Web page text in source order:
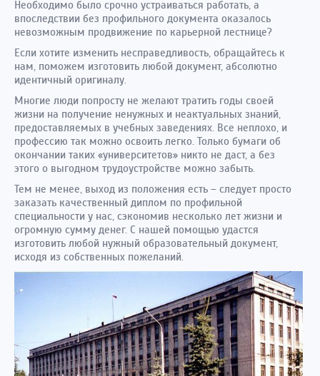
Необходимо было срочно устраиваться работать, а
впоследствии без профильного документа оказалось
невозможным продвижение по карьерной лестнице?
Если хотите изменить несправедливость, обращайтесь к
нам, поможем изготовить любой документ, абсолютно
идентичный оригиналу.
Многие люди попросту не желают тратить годы своей
жизни на получение ненужных и неактуальных знаний,
предоставляемых в учебных заведениях. Все неплохо, и
профессию так можно освоить легко. Только бумаги об
окончании таких «университетов» никто не даст, а без
этого о выгодном трудоустройстве можно забыть.
Тем не менее, выход из положения есть – следует просто
заказать качественный диплом по профильной
специальности у нас, сэкономив несколько лет жизни и
огромную сумму денег. С нашей помощью удастся
изготовить любой нужный образовательный документ,
исходя из собственных пожеланий.